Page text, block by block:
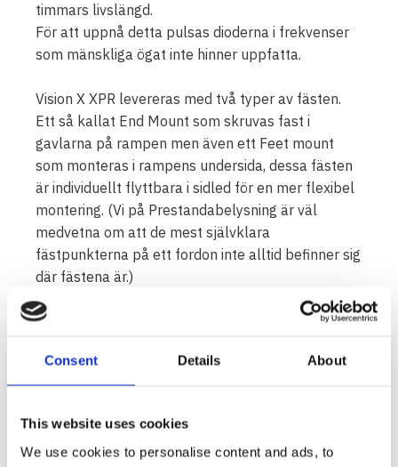
Consent Details About
This website uses cookies
We use cookies to personalise content and ads, to
timmars livslängd.
För att uppnå detta pulsas dioderna i frekvenser
som mänskliga ögat inte hinner uppfatta.
Vision X XPR levereras med två typer av fästen.
Ett så kallat End Mount som skruvas fast i
gavlarna på rampen men även ett Feet mount
som monteras i rampens undersida, dessa fästen
är individuellt flyttbara i sidled för en mer flexibel
montering. (Vi på Prestandabelysning är väl
medvetna om att de mest självklara
fästpunkterna på ett fordon inte alltid befinner sig
där fästena är.)
höger (TILTED):